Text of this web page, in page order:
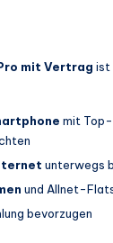
mit Vertrag ist
mit Top-
unterwegs
und Allnet-
bevorzugen